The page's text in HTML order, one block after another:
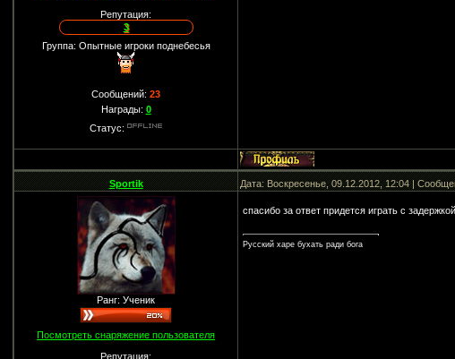
Репутация:
3
Группа: Опытные игроки поднебесья
Сообщений:23
Награды: 0
Статус:
Sportik Дата: Воскресенье, 09.12.2012, 12:04 |
Ранг: Ученик
Посмотреть снаряжение пользователя
Репутация:
спасибо за ответ придется играть с
Русский харе бухать ради бога